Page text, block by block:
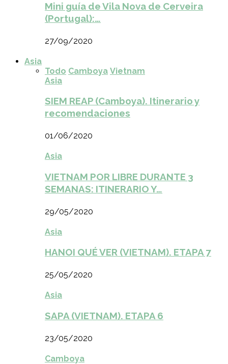
Mini guía de Vila Nova de Cerveira
(Portugal):…
27/09/2020
Asia
Todo Camboya Vietnam
Asia
SIEM REAP (Camboya). Itinerario y
recomendaciones
01/06/2020
Asia
VIETNAM POR LIBRE DURANTE 3
SEMANAS: ITINERARIO Y…
29/05/2020
Asia
HANOI QUÉ VER (VIETNAM). ETAPA 7
25/05/2020
Asia
SAPA (VIETNAM). ETAPA 6
23/05/2020
Camboya